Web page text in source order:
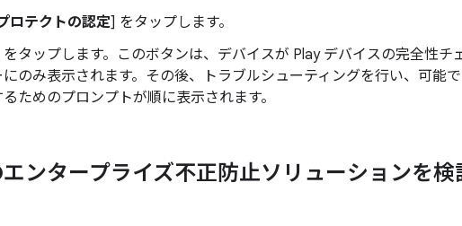
ロテクトの認定] をタップします。
タップします。このボタンは、デバイスが Play デバイスの完全性チ
のみ表示されます。その後、トラブルシューティングを行い、可能
ためのプロンプトが順に表示されます。
ンタープライズ不正防止ソリューションを検